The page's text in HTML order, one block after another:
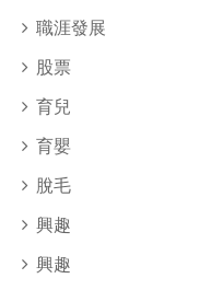
職涯發展
股票
育兒
育嬰
脫毛
興趣
興趣